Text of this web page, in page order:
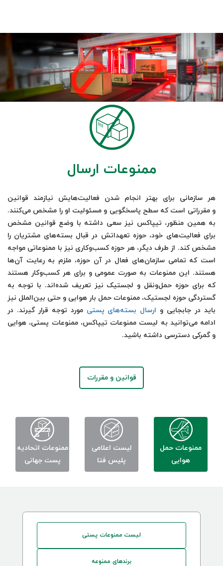
ممنوعات ارسال
هر سازمانی برای بهتر انجام شدن فعالیت‌هایش نیازمند قوانین
و مقرراتی است که سطح پاسخگویی و مسئولیت او را مشخص می‌کنند.
به همین منظور، تیپاکس نیز سعی داشته با وضع قوانین مشخص
برای فعالیت‌های خود، حوزه تعهداتش در قبال بسته‌های مشتریان را
مشخص کند. از طرف دیگر، هر حوزه کسب‌وکاری نیز با ممنوعاتی مواجه
است که تمامی سازمان‌های فعال در آن حوزه، ملزم به رعایت آن‌ها
هستند. این ممنوعات به صورت عمومی و برای هر کسب‌وکار هستند
که برای حوزه حمل‌ونقل و لجستیک نیز تعریف شده‌اند. با توجه به
گستردگی حوزه لجستیک، ممنوعات حمل بار هوایی و حتی بین‌الملل نیز
باید در جابجایی و ارسال بسته‌های پستی مورد توجه قرار گیرند. در
ادامه می‌توانید به لیست ممنوعات تیپاکس، ممنوعات پستی، هوایی
و گمرکی دسترسی داشته باشید.
قوانین و مقررات
ممنوعات حمل
هوایی
لیست اعلامی
پلیس فتا
ممنوعات اتحادیه
پست جهانی
لیست ممنوعات پستی
برندهای ممنوعه